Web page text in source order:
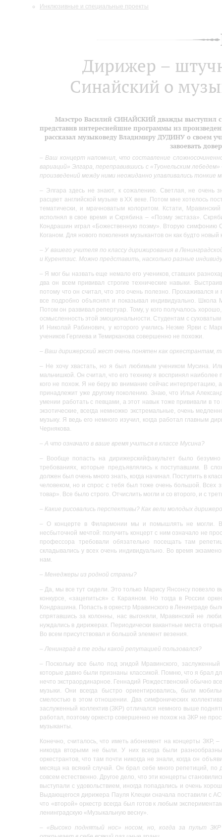
Инклюзивные и специальные проекты
Дирижер –
Синайский о
Маэстро Василий СИНАЙСКИЙ дважды выступил
представив интереснейшие программы из
рассказал музыковеду Владимиру ДУДИНУ о своем
завоевать
– Ваш концерт напомнил, что составление
вариаций» Элгара, переправившись с «Туонельским
произведений между ними неожиданно улавливались тонкие
– Элгара здесь не знают, к сожалению. Светлая, не очень
расцвет английской музыке в ХХ веке. Потом мне хотелось
тематически, и мрачноватым колоритом. Кстати,
исполнял в свое время и Скрябина – «Поэму экстаза».
Кондрашин играл «Божественную поэму». Вторую симфонию
Коганом. Для нового поколения музыкантов он как будто новый
– У вашего учителя по классу дирижирования в
и Курентзис. Можно представить, насколько разные
– Я мог бы назвать еще немало его учеников, ставших
два он всем прививал строгие технические навыки.
потому что он считал, что это очень полезно. Прохаживался
все подробно объяснял и показывал индивидуально. Школа
Потом он развивал репертуар. Тому, у кого получалось
осмысленность этой эмоциональности. Студентам с
И Николай Рабинович, у которого учились Неэме Ярви с
учеников Гергиева и Темирканова совершенно не похожи.
– Ваш дирижерский жест очень понятен как оркестрантам,
– Не хочу хвастать, но я был любимым учеником Мусина.
мальчишкой. Он считал, что его технику я воспринял
кого не похож. Я не беру во внимание сейчас интерпретацию,
принадлежит уже другому поколению. Знаю, что Илья
умении работать с певцами, а этот навык тоже прививали в
экзотические, всегда немножко экстремальные, очень
музыку. Я ведь его немного изучил, когда работал главным
Чернякова.
– А что означало в ваше время учиться в классе Мусина?
– Вообще попасть на дирижерскийфакультет было
требованиях, которые предъявлялись к поступавшим. В
должен был очень много знать, когда начинал. Поступить в
человеком, но и спрос с тебя был тоже очень большой.
товар». Все было строго. Отчислить могли и со второго, и с
– Какие рисовались перспективы? Как вели молодых
– О концерте в Филармонии мы и помышлять не могли.
несбыточной мечтой: получить концерт с ним означало не
профессора требовали обязательно посещать там
складывались у всех очень индивидуально. Во время
нам.
– Менеджеры из родной страны?
– Да, мы все тут сидели. Это только Марису Янсонсу повезло
конкурсе, «зацепиться» с Караяном. Но тогда в России
Кондрашина. Попасть в оркестр Мравинского в Ленинграде
спрятавшись за колонны, нас выгоняли, Мравинский не
нуждались в дирижерах. Периодически вакантные места
Во всем присутствовал и большой элемент везения.
– Ленинград в те годы какой репутацией пользовался?
– Поскольку все было под эгидой Мравинского,
которые давно были признаны классикой. Помню, что я брал
нечто экстраординарное. Геннадий Рождественский обычно
музыки. Они всегда быстро ориентировались, были
смелостью в этом отношении. Два симфонических
заслуженный коллектив (ЗКР) отличался немного выше
работал, поэтому оркестр совершенно не похож на ЗКР не
музыканты.
Конечно, считалось, что иметь абонемент на концерты ЗКР,
никогда вторыми не были. У них всегда были
оркестрантов, что там почти никогда не знали, когда он
месяца на всякий случай. Он брал себе много репетиций,
совсем естественно. Другое дело, что эти концерты
выступали с удовольствием, иногда попадались и очень
Выдающегося дирижера Пауля Клецки сначала поставили с
что «второй» оркестр всегда был готов к любым
ленинградскую «Музыкальную весну».
– «Высоко поднятый нос» носом, но, когда за пульт